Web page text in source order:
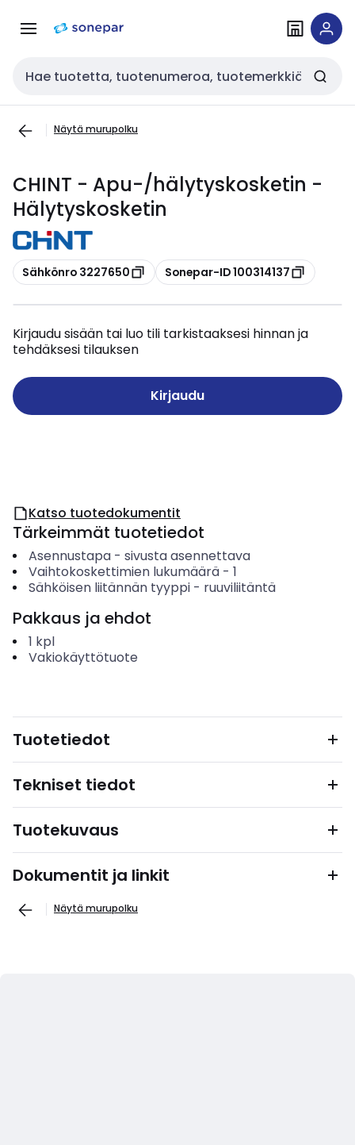
navigointiinsisältöön
Haku
Näytä murupolku
CHINT - Apu-/hälytyskosketin -
Hälytyskosketin
Kopioi
Sähkönro 3227650 Kopioi
Sonepar-ID 100314137
Kirjaudu sisään tai luo tili tarkistaaksesi hinnan ja
tehdäksesi tilauksen
Kirjaudu
Katso tuotedokumentit
Tärkeimmät tuotetiedot
Asennustapa- sivusta asennettava
Vaihtokoskettimien lukumäärä- 1
Sähköisen liitännän tyyppi- ruuviliitäntä
Pakkaus ja ehdot
1 kpl
Vakiokäyttötuote
Tuotetiedot
Tekniset tiedot
Tuotekuvaus
Dokumentit ja linkit
Näytä murupolku